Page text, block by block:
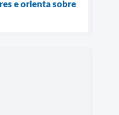
e orienta sobre